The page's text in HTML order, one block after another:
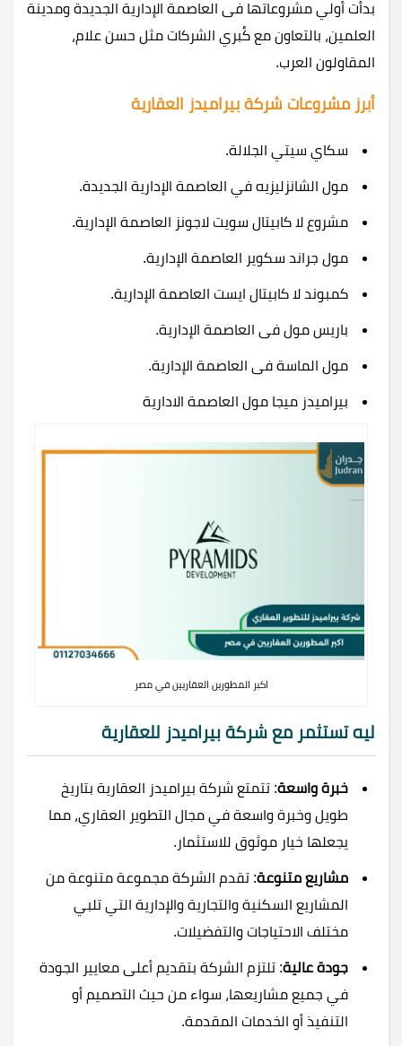
بدأت أولي مشروعاتها فى العاصمة الإدارية الجديدة ومدينة
العلمين، بالتعاون مع كُبري الشركات مثل حسن علام،
المقاولون العرب.
أبرز مشروعات شركة بيراميدز العقارية
سكاي سيتي الجلالة.
مول الشانزليزيه في العاصمة الإدارية الجديدة.
مشروع لا كابيتال سويت لاجونز العاصمة الإدارية.
مول جراند سكوير العاصمة الإدارية.
كمبوند لا كابيتال ايست العاصمة الإدارية.
باريس مول فى العاصمة الإدارية.
مول الماسة فى العاصمة الإدارية.
بيراميدز ميجا مول العاصمة الادارية
اكبر المطورين العقاريين في مصر
ليه تستثمر مع شركة بيراميدز للعقارية
خبرة واسعة: تتمتع شركة بيراميدز العقارية بتاريخ
طويل وخبرة واسعة في مجال التطوير العقاري، مما
يجعلها خيار موثوق للاستثمار.
مشاريع متنوعة: تقدم الشركة مجموعة متنوعة من
المشاريع السكنية والتجارية والإدارية التي تلبي
مختلف الاحتياجات والتفضيلات.
جودة عالية: تلتزم الشركة بتقديم أعلى معايير الجودة
في جميع مشاريعها، سواء من حيث التصميم أو
التنفيذ أو الخدمات المقدمة.